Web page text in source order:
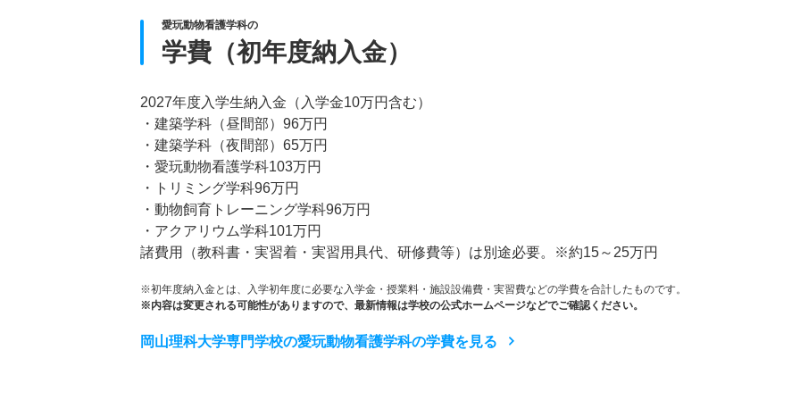
愛玩動物看護学科の
学費（初年度納入金）
2027年度入学生納入金（入学金10万円含む）
・建築学科（昼間部）96万円
・建築学科（夜間部）65万円
・愛玩動物看護学科103万円
・トリミング学科96万円
・動物飼育トレーニング学科96万円
・アクアリウム学科101万円
諸費用（教科書・実習着・実習用具代、研修費等）は別途必要。※約15～25万円
※初年度納入金とは、入学初年度に必要な入学金・授業料・施設設備費・実習費などの学費を合計したものです。
※内容は変更される可能性がありますので、最新情報は学校の公式ホームページなどでご確認ください。
岡山理科大学専門学校の愛玩動物看護学科の学費を見る